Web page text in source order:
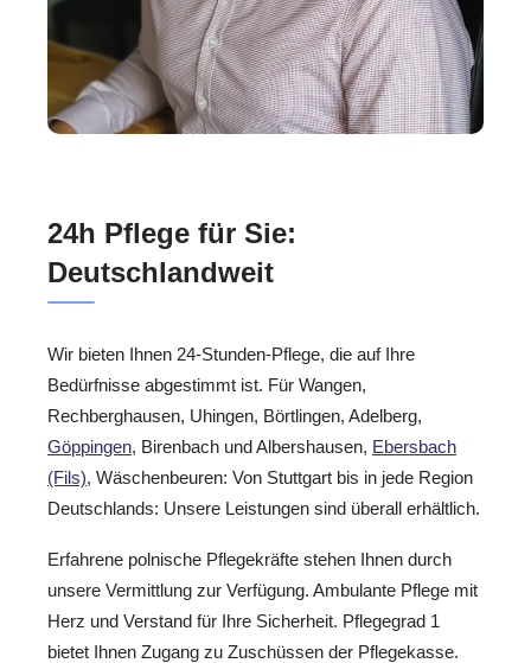
24h Pflege für Sie:
Deutschlandweit
Wir bieten Ihnen 24-Stunden-Pflege, die auf Ihre
Bedürfnisse abgestimmt ist. Für Wangen,
Rechberghausen, Uhingen, Börtlingen, Adelberg,
Göppingen, Birenbach und Albershausen, Ebersbach
(Fils), Wäschenbeuren: Von Stuttgart bis in jede Region
Deutschlands: Unsere Leistungen sind überall erhältlich.
Erfahrene polnische Pflegekräfte stehen Ihnen durch
unsere Vermittlung zur Verfügung. Ambulante Pflege mit
Herz und Verstand für Ihre Sicherheit. Pflegegrad 1
bietet Ihnen Zugang zu Zuschüssen der Pflegekasse.